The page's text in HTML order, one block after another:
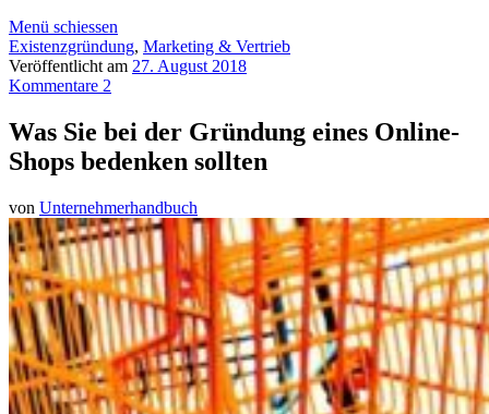
Menü schiessen
Existenzgründung, Marketing & Vertrieb
Veröffentlicht am 27. August 2018
Kommentare 2
Was Sie bei der Gründung eines Online-
Shops bedenken sollten
von Unternehmerhandbuch